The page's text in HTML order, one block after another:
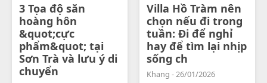
3 Tọa độ săn
hoàng hôn
&quot;cực
phẩm&quot; tại
Sơn Trà và lưu ý di
chuyển
Villa Hồ Tràm nên
chọn nếu đi trong
tuần: Đi để nghỉ
hay để tìm lại nhịp
sống ch
Khang - 26/01/2026